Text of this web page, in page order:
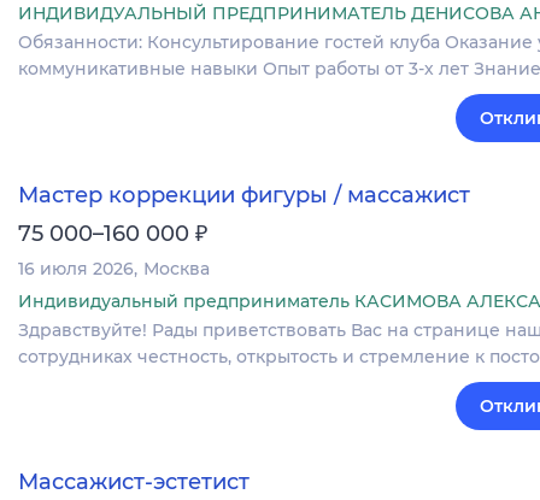
ИНДИВИДУАЛЬНЫЙ ПРЕДПРИНИМАТЕЛЬ ДЕНИСОВА
Обязанности: Консультирование гостей клуба
коммуникативные навыки Опыт работы от 3-х лет
Мастер коррекции фигуры / массажист
75 000–160 000 ₽
16 июля 2026 Москва
Индивидуальный предприниматель КАСИМОВА
Здравствуйте! Рады приветствовать Вас на странице
сотрудниках честность, открытость и стремление к
Массажист-эстетист